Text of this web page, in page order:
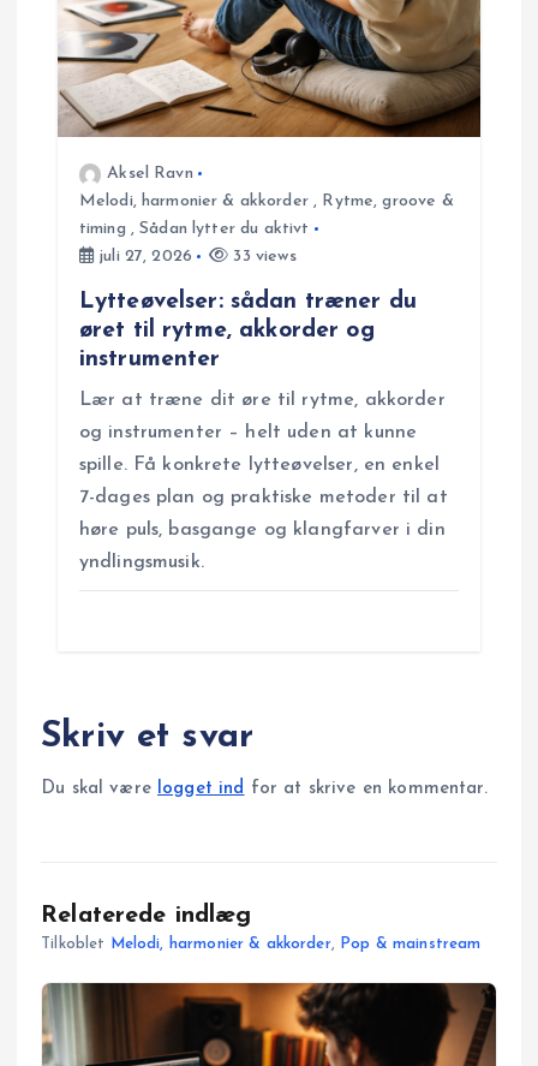
Aksel Ravn
Melodi, harmonier & akkorder, Rytme, groove &
timing ,Sådan lytter du aktivt
juli 27, 2026
33 views
Lytteøvelser: sådan træner du
øret til rytme, akkorder og
instrumenter
Lær at træne dit øre til rytme, akkorder
og instrumenter – helt uden at kunne
spille. Få konkrete lytteøvelser, en enkel
7-dages plan og praktiske metoder til at
høre puls, basgange og klangfarver i din
yndlingsmusik.
Skriv et svar
Du skal være logget ind for at skrive en kommentar.
Relaterede indlæg
Tilkoblet Melodi, harmonier & akkorder, Pop & mainstream